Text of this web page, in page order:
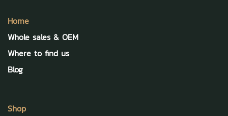
Home
Whole sales & OEM
Where to find us
Blog
Shop